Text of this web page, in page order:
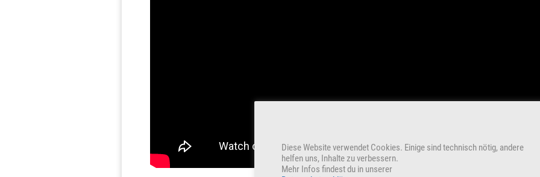
Diese Website verwendet Cookies. Einige sind technisch nötig, andere
helfen uns, Inhalte zu verbessern.
Mehr Infos findest du in unserer